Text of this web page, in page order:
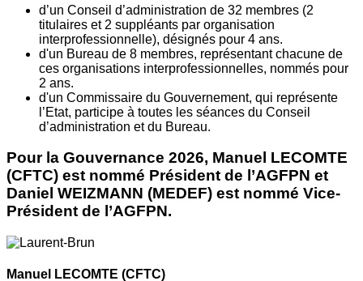
d’un Conseil d’administration de 32 membres (2
titulaires et 2 suppléants par organisation
interprofessionnelle), désignés pour 4 ans.
d'un Bureau de 8 membres, représentant chacune de
ces organisations interprofessionnelles, nommés pour
2 ans.
d'un Commissaire du Gouvernement, qui représente
l’Etat, participe à toutes les séances du Conseil
d’administration et du Bureau.
Pour la Gouvernance 2026, Manuel LECOMTE
(CFTC) est nommé Président de l’AGFPN et
Daniel WEIZMANN (MEDEF) est nommé Vice-
Président de l’AGFPN.
Manuel LECOMTE (CFTC)